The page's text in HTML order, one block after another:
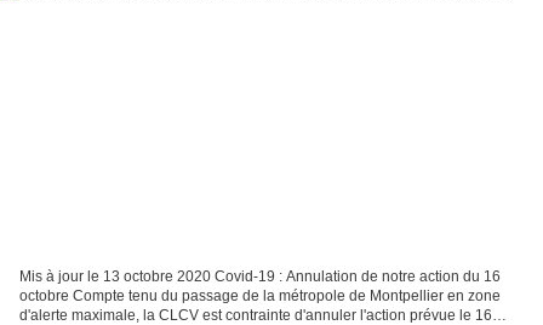
Mis à jour le 13 octobre 2020 Covid-19 : Annulation de notre action du 16
octobre Compte tenu du passage de la métropole de Montpellier en zone
d'alerte maximale, la CLCV est contrainte d'annuler l'action prévue le 16